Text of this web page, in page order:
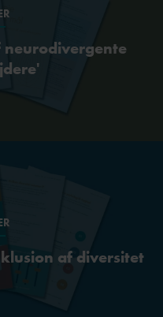
neurodivergente
af diversitet